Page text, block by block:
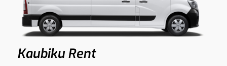
Kaubiku Rent